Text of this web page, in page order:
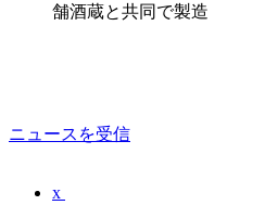
舗酒蔵と共同で製造
ニュースを受信
x